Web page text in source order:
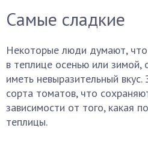
Самые сладкие
Некоторые люди думают,
в теплице осенью или зимой,
иметь невыразительный
сорта томатов, что
зависимости от того, какая
теплицы.